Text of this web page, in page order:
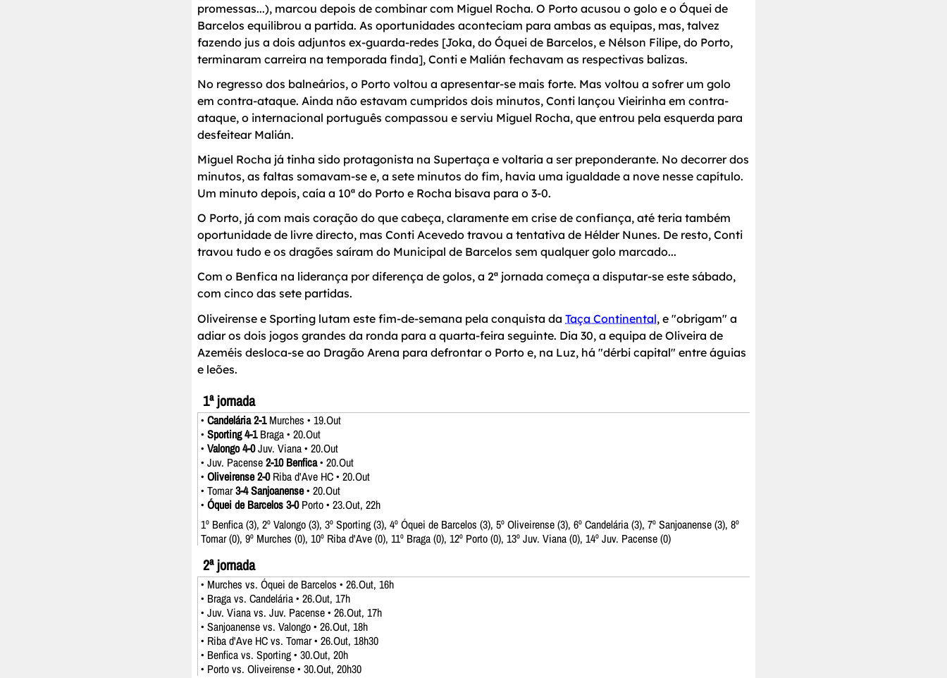
promessas...), marcou depois de combinar com Miguel Rocha. O Porto acusou o golo e o Óquei de
Barcelos equilibrou a partida. As oportunidades aconteciam para ambas as equipas, mas, talvez
fazendo jus a dois adjuntos ex-guarda-redes [Joka, do Óquei de Barcelos, e Nélson Filipe, do Porto,
terminaram carreira na temporada finda], Conti e Malián fechavam as respectivas balizas.
No regresso dos balneários, o Porto voltou a apresentar-se mais forte. Mas voltou a sofrer um golo
em contra-ataque. Ainda não estavam cumpridos dois minutos, Conti lançou Vieirinha em contra-
ataque, o internacional português compassou e serviu Miguel Rocha, que entrou pela esquerda para
desfeitear Malián.
Miguel Rocha já tinha sido protagonista na Supertaça e voltaria a ser preponderante. No decorrer dos
minutos, as faltas somavam-se e, a sete minutos do fim, havia uma igualdade a nove nesse capítulo.
Um minuto depois, caía a 10ª do Porto e Rocha bisava para o 3-0.
O Porto, já com mais coração do que cabeça, claramente em crise de confiança, até teria também
oportunidade de livre directo, mas Conti Acevedo travou a tentativa de Hélder Nunes. De resto, Conti
travou tudo e os dragões saíram do Municipal de Barcelos sem qualquer golo marcado...
Com o Benfica na liderança por diferença de golos, a 2ª jornada começa a disputar-se este sábado,
com cinco das sete partidas.
Oliveirense e Sporting lutam este fim-de-semana pela conquista da Taça Continental, e "obrigam" a
adiar os dois jogos grandes da ronda para a quarta-feira seguinte. Dia 30, a equipa de Oliveira de
Azeméis desloca-se ao Dragão Arena para defrontar o Porto e, na Luz, há "dérbi capital" entre águias
e leões.
1ª jornada
• Candelária 2-1Murches • 19.Out
• Sporting 4-1Braga • 20.Out
• Valongo 4-0Juv. Viana • 20.Out
• Juv. Pacense2-10 Benfica• 20.Out
• Oliveirense 2-0Riba d'Ave HC • 20.Out
• Tomar3-4 Sanjoanense• 20.Out
• Óquei de Barcelos 3-0Porto • 23.Out, 22h
1º Benfica (3), 2º Valongo (3), 3º Sporting (3), 4º Óquei de Barcelos (3), 5º Oliveirense (3), 6º Candelária (3), 7º Sanjoanense (3), 8º
Tomar (0), 9º Murches (0), 10º Riba d'Ave (0), 11º Braga (0), 12º Porto (0), 13º Juv. Viana (0), 14º Juv. Pacense (0)
2ª jornada
• Murches vs. Óquei de Barcelos • 26.Out, 16h
• Braga vs. Candelária • 26.Out, 17h
• Juv. Viana vs. Juv. Pacense • 26.Out, 17h
• Sanjoanense vs. Valongo • 26.Out, 18h
• Riba d'Ave HC vs. Tomar • 26.Out, 18h30
• Benfica vs. Sporting • 30.Out, 20h
• Porto vs. Oliveirense • 30.Out, 20h30